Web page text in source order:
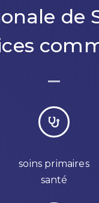
de
soins primaires
santé